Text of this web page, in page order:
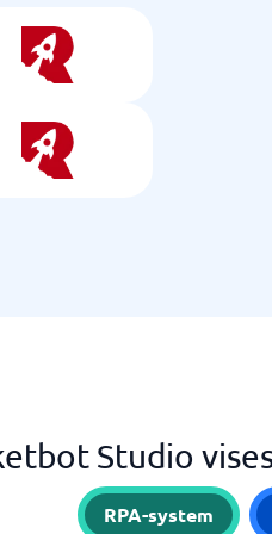
Studio
RPA-system